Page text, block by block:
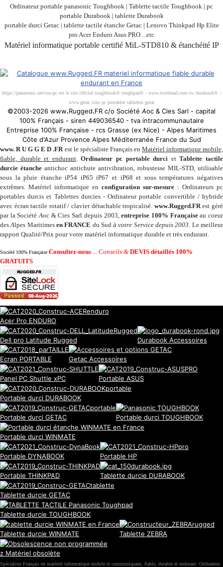
Ordinateur portable panasonic Toughbook | Tablette tactile Toughbook | pc
portable Durabook | tablette Durabook
portable durci Getac | tablette tactile étanche Getac | Lenovo Thinkpad Hp Elite
pro Acer Enduro Asus PRO ... etc
Matériel informatique portable certifié MiL-STD810 & étanchéité IP
https://panasonic.net/cns/pc est le site officiel toughbook® toughpad® - www.twinhead.com.tw durabook® -
www.getac.com pc portables tablettes getac
©2003-2026 www.Rugged.FR c/o Société Aoc & Cies Sarl - capital
100% Français - siren 449036540 - tva intracommunautaire
Entreprise 100% Française - rcs Grasse (ex Nice) - Alpes Maritimes
Côte d'Azur Provence Alpes Méditerranée France du Sud
www. R U G G E D.FR est le spécialiste Français en Matériel informatique mobile,
fiable, durable et endurant.Ordinateur pc portable durci etTablette tactile
durcie étanche antichoc antichute antivibration, robustesse MIL-STD, utilisable
sous la pluie étanche iP54 iP65 iP67 et iP68 et sous températures négatives
extrêmes. Matériel informatique en configuration sur-mesure : Ordinateurs pc
portables durcis et Tablettes durcies - Ordinateur portable convertible / hybride
avec écran tactile rotatif / clavier détachable tropicalisé. www.Rugged.FRest géré
par la SociétéAoc & Cies Sarl depuis 2003,entreprise 100% Françaiseau coeur
desAlpes Maritimes en FRANCE du Sudà votre Service depuis 2003 . Le meilleur
rapport Qualité/Prix pour votre matériel informatique durable et très endurant.
Société 100% Française Consultez-nous Conseils & DEVIS détaillés 100%
GRATUITS
Acer Pro ENDURO
Dell pro Latitude Rugged Durabook Accessoires
Ecran PORTABLE Getac Accessoires
Panel PC Shuttle xPC Portable ASUS
Portable durci DURABOOK
Portable durci GETAC Portable durci TOUGHBOOK
Portable durci WINMATE
Portable DYNABOOK Portable HP
Portable THINKPAD Tablette durcie DURABOOK
Tablette durcie GETAC
Tablette durcie TOUGHBOOK
Tablette durcie WINMATE Tablette ZEBRA
z Matériel obsolète
Spécialiste Français en matériel informatique mobile et communiquant, fiable, durable et endurant. Ordinateur